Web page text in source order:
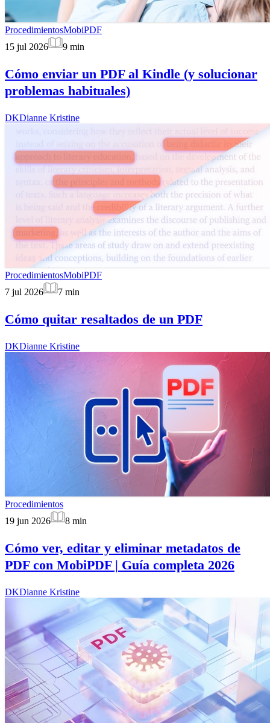
ProcedimientosMobiPDF
15 jul 2026
9 min
Cómo enviar un PDF al Kindle (y solucionar
problemas habituales)
DKDianne Kristine
ProcedimientosMobiPDF
7 jul 2026
7 min
Cómo quitar resaltados de un PDF
DKDianne Kristine
Procedimientos
19 jun 2026
8 min
Cómo ver, editar y eliminar metadatos de
PDF con MobiPDF | Guía completa 2026
DKDianne Kristine